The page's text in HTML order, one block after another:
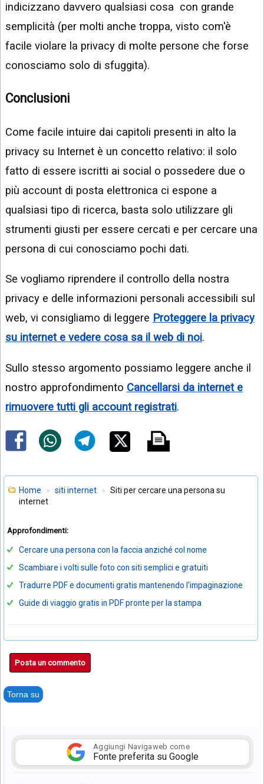
indicizzano davvero qualsiasi cosa con grande
semplicità (per molti anche troppa, visto com'è
facile violare la privacy di molte persone che forse
conosciamo solo di sfuggita).
Conclusioni
Come facile intuire dai capitoli presenti in alto la
privacy su Internet è un concetto relativo: il solo
fatto di essere iscritti ai social o possedere due o
più account di posta elettronica ci espone a
qualsiasi tipo di ricerca, basta solo utilizzare gli
strumenti giusti per essere cercati e per cercare una
persona di cui conosciamo pochi dati.
Se vogliamo riprendere il controllo della nostra
privacy e delle informazioni personali accessibili sul
web, vi consigliamo di leggere Proteggere la privacy
su internet e vedere cosa sa il web di noi.
Sullo stesso argomento possiamo leggere anche il
nostro approfondimento Cancellarsi da internet e
rimuovere tutti gli account registrati.
Home siti internet
Siti per cercare una persona su
internet
Approfondimenti:
Cercare una persona con la faccia anziché col nome
Scambiare i volti sulle foto con siti semplici e gratuiti
Tradurre PDF e documenti gratis mantenendo l'impaginazione
Guide di viaggio gratis in PDF pronte per la stampa
Posta un commento
Torna su
Aggiungi Navigaweb come
Fonte preferita su Google